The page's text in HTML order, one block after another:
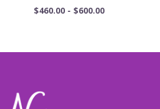
$460.00 - $600.00Rango
$460.00